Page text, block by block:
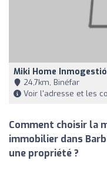
Miki Home
24,7km, Binéfar
Voir l'adresse et les
Comment choisir la
immobilier dans
une propriété ?